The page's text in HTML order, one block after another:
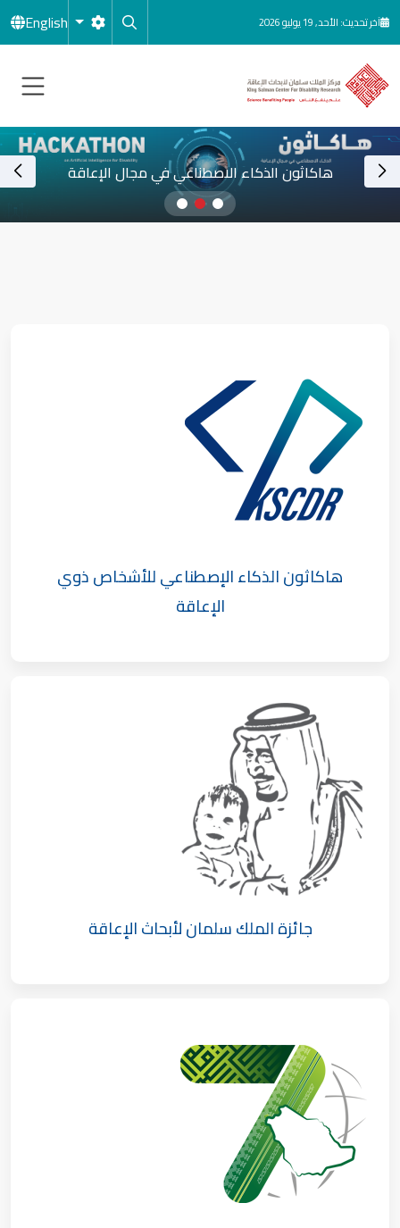
تجاوز إلى المحتوى الرئيسي
آخر تحديث: الأحد, 19 يوليو 2026 English
هاكاثون الذكاء الاصطناعي في مجال الإعاقة
هاكاثون الذكاء الإصطناعي للأشخاص ذوي
الإعاقة
جائزة الملك سلمان لأبحاث الإعاقة